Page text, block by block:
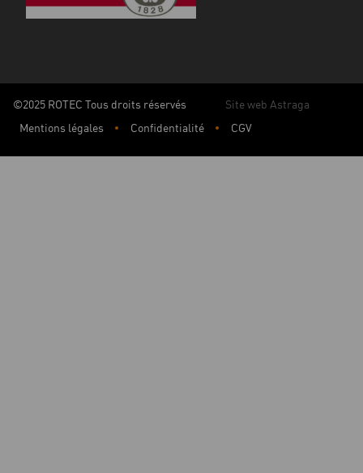
©2025 ROTEC Tous droits réservés
Site web Astraga
Mentions légales
Confidentialité CGV